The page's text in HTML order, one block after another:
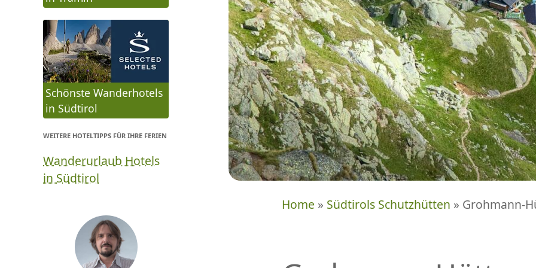
Home » Südtirols Schutzhütten » Grohmann-
Schönste Wanderhotels
in Südtirol
WEITERE HOTELTIPPS FÜR IHRE FERIEN
Wanderurlaub Hotels
in Südtirol